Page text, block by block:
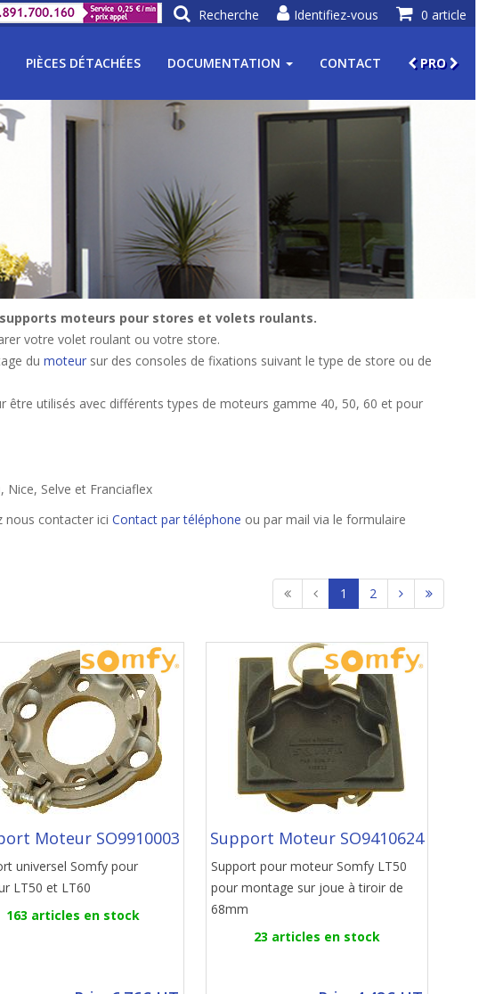
0 article
Identifiez-vous
Recherche
PIÈCES DÉTACHÉES DOCUMENTATION CONTACT PRO
moteurs pour stores et volets roulants.
votre volet roulant ou votre store.
du moteursur des consoles de fixations suivant le type de store ou de
être utilisés avec différents types de moteurs gamme 40, 50, 60 et pour
Nice, Selve et Franciaflex
nous contacter ici Contact par téléphone ou par mail via le formulaire
1 2
Moteur SO9910003
universel Somfy pour
LT50 et LT60
163 articles en stock
Support Moteur SO9410624
Support pour moteur Somfy LT50
pour montage sur joue à tiroir de
68mm
23 articles en stock